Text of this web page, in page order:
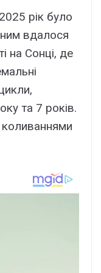
рік було
вдалося
на Сонці, де
та 7 років.
коливаннями